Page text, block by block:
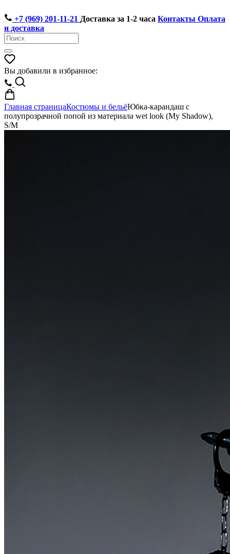
+7 (969) 201-11-21 Доставка за 1-2 часа Контакты Оплата
и доставка
Вы добавили в избранное:
Главная страницаКостюмы и бельёЮбка-карандаш с
полупрозрачной попой из материала wet look (My Shadow),
S/M